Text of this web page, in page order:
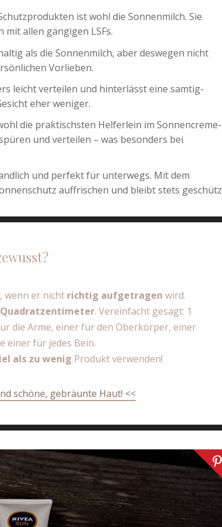
ist wohl die Sonnenmilch. Sie
allen gängigen LSFs.
als die Sonnenmilch, aber deswegen nicht
Vorlieben.
leicht verteilen und hinterlässt eine samtig-
eher weniger.
die praktischsten Helferlein im Sonnencreme-
und verteilen – was besonders bei
und perfekt für unterwegs. Mit dem
auffrischen und bleibt stets
wenn er nicht richtig aufgetragen wird.
. Vereinfacht gesagt: 1
die Arme, einer für den Oberkörper, einer
einer für jedes Bein.
als zu wenig Produkt verwenden!
schöne, gebräunte Haut! <<